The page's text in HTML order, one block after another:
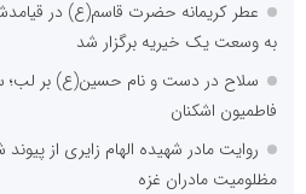
عطر کریمانه حضرت قاسم(ع) در
به وسعت یک خیریه برگزار شد
سلاح در دست و نام حسین(ع) بر
فاطمیون اشکنان
روایت مادر شهیده الهام زایری از
مظلومیت مادران غزه